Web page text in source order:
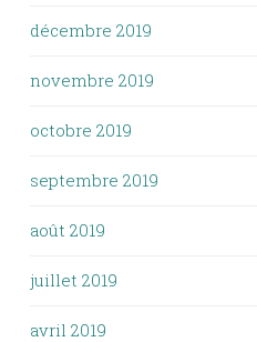
décembre 2019
novembre 2019
octobre 2019
septembre 2019
août 2019
juillet 2019
avril 2019